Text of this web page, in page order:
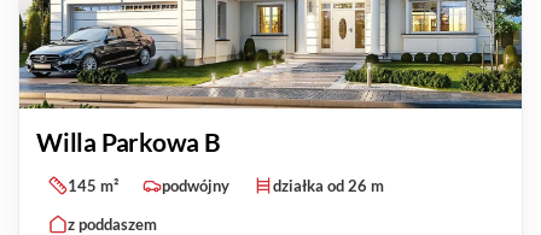
Willa Parkowa B
145 m² podwójny
działka od 26 m
z poddaszem